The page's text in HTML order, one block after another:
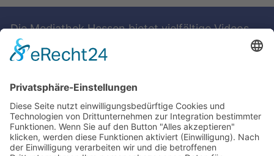
Die Mediathek Hessen bietet vielfältige Videos,
Podcasts, Themen und Informationen.
Entdecken Sie unser Forum für Medien, Bildung
verfügbar.
Mehr erfahren
KONTAKT IMPRESSUM
DATENSCHUTZ